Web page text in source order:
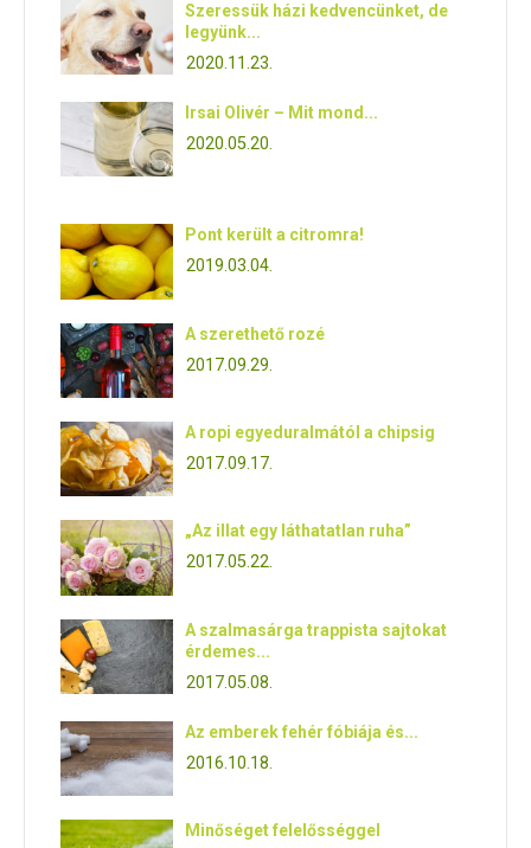
Szeressük házi kedvencünket, de
legyünk...
2020.11.23.
Irsai Olivér – Mit mond...
2020.05.20.
Pont került a citromra!
2019.03.04.
A szerethető rozé
2017.09.29.
A ropi egyeduralmától a chipsig
2017.09.17.
„Az illat egy láthatatlan ruha”
2017.05.22.
A szalmasárga trappista sajtokat
érdemes...
2017.05.08.
Az emberek fehér fóbiája és...
2016.10.18.
Minőséget felelősséggel